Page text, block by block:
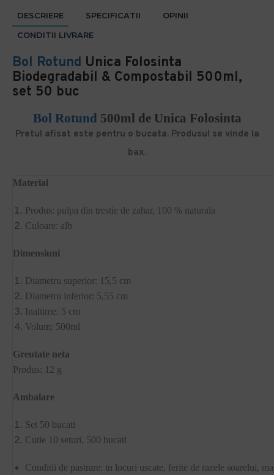
DESCRIERE SPECIFICATII
OPINII
CONDITII LIVRARE
Bol Rotund Unica Folosinta
Biodegradabil & Compostabil 500ml,
set 50 buc
Bol Rotund 500ml de Unica Folosinta
Pretul afisat este pentru o bucata. Produsul se vinde la
bax.
Material
Produs: pulpa din trestie de zahar, 100 % naturala
Culoare: alb
Dimensiuni
Diametru superior: 15,5 cm
Diametru inferior: 5,55 cm
Inaltime: 5 cm
Volum: 500ml
Greutate neta
Produs: 12 g
Ambalare
Set 50 bucati
Cutie 10 seturi, 500 bucati
Conditii de pastrare: tn locuri uscate, ferite de razele soarelui,